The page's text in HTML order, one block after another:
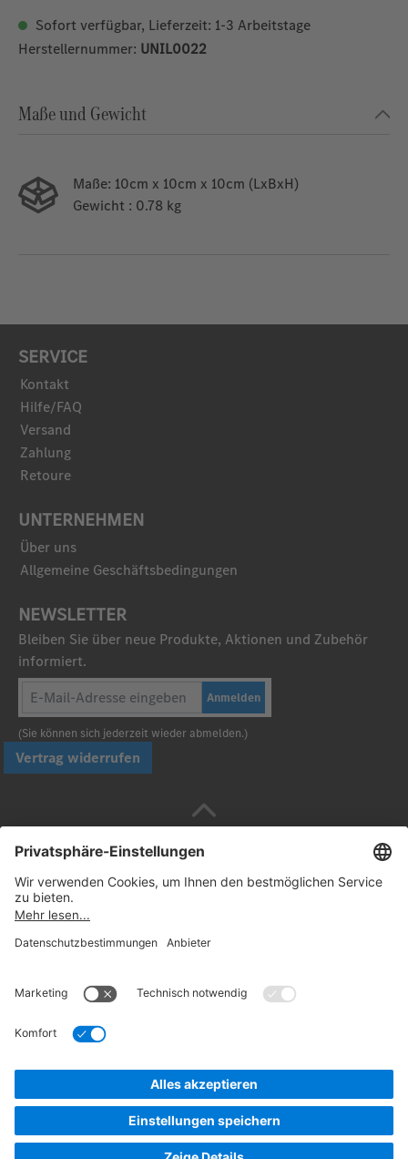
Sofort verfügbar, Lieferzeit: 1-3 Arbeitstage
Herstellernummer: UNIL0022
Maße und Gewicht
Maße: 10cm x 10cm x 10cm (LxBxH)
Gewicht : 0.78 kg
SERVICE
Kontakt
Hilfe/FAQ
Versand
Zahlung
Retoure
UNTERNEHMEN
Über uns
Allgemeine Geschäftsbedingungen
NEWSLETTER
Bleiben Sie über neue Produkte, Aktionen und Zubehör
informiert.
Anmelden
(Sie können sich jederzeit wieder abmelden.)
Vertrag widerrufen
Sicher bezahlen mit
© 2026. Daimler Truck AG. Alle Rechte vorbehalten
Widerrufsbelehrung
Hinweise